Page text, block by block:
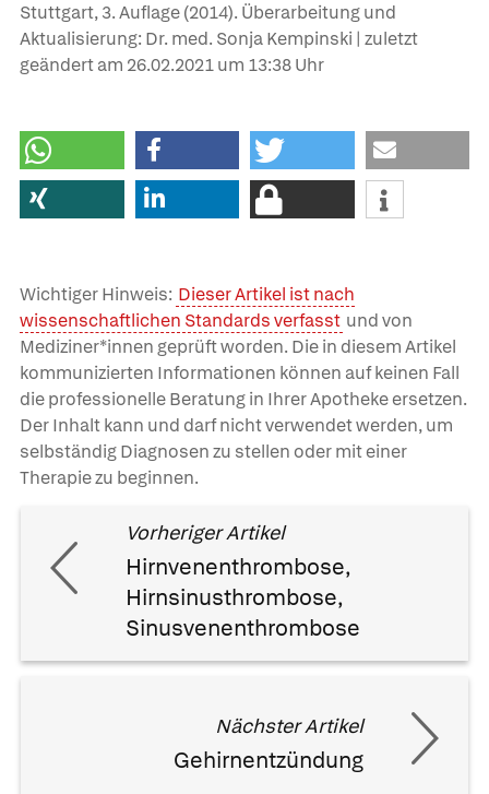
Stuttgart, 3. Auflage (2014). Überarbeitung und
Aktualisierung: Dr. med. Sonja Kempinski | zuletzt
geändert am 26.02.2021um 13:38 Uhr
Wichtiger Hinweis: Dieser Artikel ist nach
wissenschaftlichen Standards verfasst und von
Mediziner*innen geprüft worden. Die in diesem Artikel
kommunizierten Informationen können auf keinen Fall
die professionelle Beratung in Ihrer Apotheke ersetzen.
Der Inhalt kann und darf nicht verwendet werden, um
selbständig Diagnosen zu stellen oder mit einer
Therapie zu beginnen.
Vorheriger Artikel
Hirnvenenthrombose,
Hirnsinusthrombose,
Sinusvenenthrombose
Nächster Artikel
Gehirnentzündung